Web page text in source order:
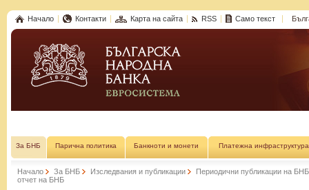
Начало Контакти Карта на сайта RSS Само текст
За БНБ Парична политика Банкноти и монети Платежна инфраструктура
Начало За БНБ Изследвания и публикации
Периодични публикации на БНБ
отчет на БНБ